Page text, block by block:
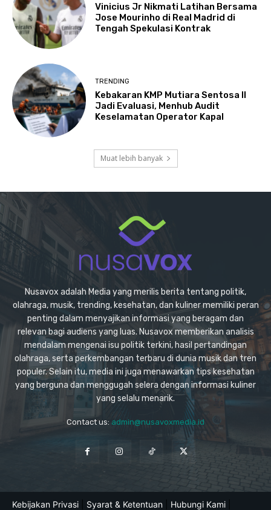
Vinicius Jr Nikmati Latihan Bersama
Jose Mourinho di Real Madrid di
Tengah Spekulasi Kontrak
TRENDING
Kebakaran KMP Mutiara Sentosa II
Jadi Evaluasi, Menhub Audit
Keselamatan Operator Kapal
Muat lebih banyak
Nusavox adalah Media yang merilis berita tentang politik,
olahraga, musik, trending, kesehatan, dan kuliner memiliki peran
penting dalam menyajikan informasi yang beragam dan
relevan bagi audiens yang luas. Nusavox memberikan analisis
mendalam mengenai isu politik terkini, hasil pertandingan
olahraga, serta perkembangan terbaru di dunia musik dan tren
populer. Selain itu, media ini juga menawarkan tips kesehatan
yang berguna dan menggugah selera dengan informasi kuliner
yang selalu menarik.
Contact us: admin@nusavoxmedia.id
Kebijakan Privasi Syarat & Ketentuan Hubungi Kami